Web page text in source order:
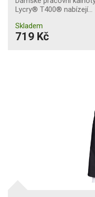
Lycry® T400® nabízejí…
Skladem
719 Kč